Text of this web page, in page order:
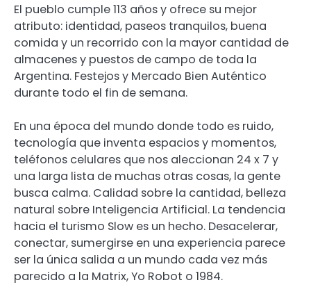
El pueblo cumple 113 años y ofrece su mejor
atributo: identidad, paseos tranquilos, buena
comida y un recorrido con la mayor cantidad de
almacenes y puestos de campo de toda la
Argentina. Festejos y Mercado Bien Auténtico
durante todo el fin de semana.
En una época del mundo donde todo es ruido,
tecnología que inventa espacios y momentos,
teléfonos celulares que nos aleccionan 24 x 7 y
una larga lista de muchas otras cosas, la gente
busca calma. Calidad sobre la cantidad, belleza
natural sobre Inteligencia Artificial. La tendencia
hacia el turismo Slow es un hecho. Desacelerar,
conectar, sumergirse en una experiencia parece
ser la única salida a un mundo cada vez más
parecido a la Matrix, Yo Robot o 1984.